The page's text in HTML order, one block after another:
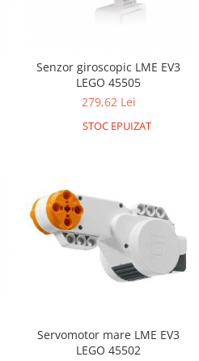
Senzor giroscopic LME EV3
LEGO 45505
279,62 Lei
STOC EPUIZAT
Servomotor mare LME EV3
LEGO 45502